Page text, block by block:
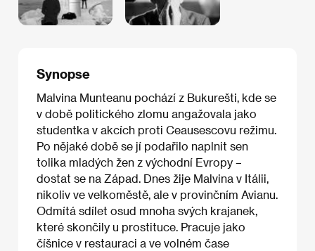
Synopse
Malvina Munteanu pochází z Bukurešti, kde se
v době politického zlomu angažovala jako
studentka v akcích proti Ceausescovu režimu.
Po nějaké době se jí podařilo naplnit sen
tolika mladých žen z východní Evropy –
dostat se na Západ. Dnes žije Malvina v Itálii,
nikoliv ve velkoměstě, ale v provinčním Avianu.
Odmítá sdílet osud mnoha svých krajanek,
které skončily u prostituce. Pracuje jako
číšnice v restauraci a ve volném čase